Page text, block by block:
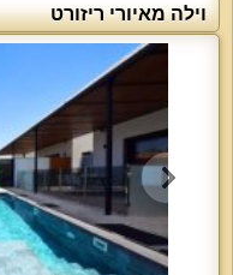
וילה מאיורי ריזורט